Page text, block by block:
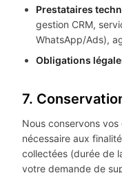
Prestataires
gestion CRM,
WhatsApp/Ads),
Obligations
7.
Nous conservons
nécessaire aux
collectées (durée de
votre demande de